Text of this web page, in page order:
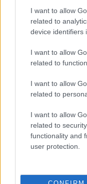
I want to allow
related to
device identifiers
I want to allow
related to
I want to allow
related to
I want to allow
related to
functionality and
user protection.
Η ανακοίνωση
Μαμάση
Γιατί
που
58χρονου
Το Ιράν
τον Τραμπ ή
«Ευγενικός,
άνθρωπος», η
38χρονης